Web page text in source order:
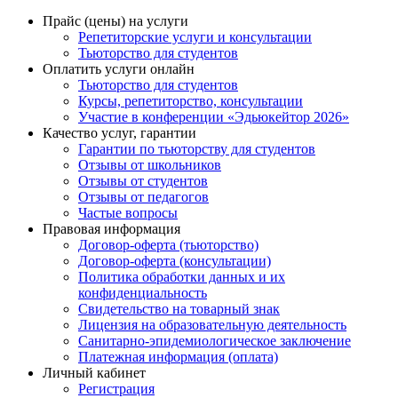
Прайс (цены) на услуги
Репетиторские услуги и консультации
Тьюторство для студентов
Оплатить услуги онлайн
Тьюторство для студентов
Курсы, репетиторство, консультации
Участие в конференции «Эдьюкейтор 2026»
Качество услуг, гарантии
Гарантии по тьюторству для студентов
Отзывы от школьников
Отзывы от студентов
Отзывы от педагогов
Частые вопросы
Правовая информация
Договор-оферта (тьюторство)
Договор-оферта (консультации)
Политика обработки данных и их
конфиденциальность
Свидетельство на товарный знак
Лицензия на образовательную деятельность
Санитарно-эпидемиологическое заключение
Платежная информация (оплата)
Личный кабинет
Регистрация